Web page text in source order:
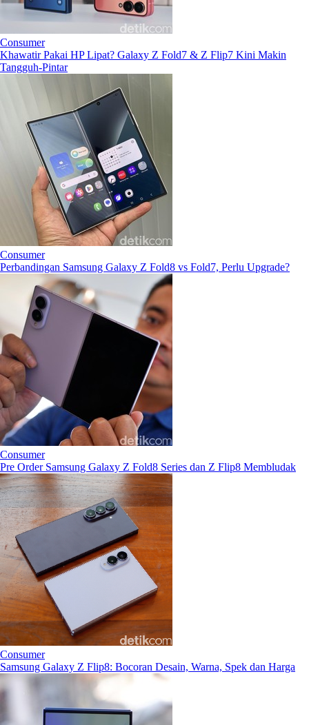
Consumer
Khawatir Pakai HP Lipat? Galaxy Z Fold7 & Z Flip7 Kini Makin
Tangguh-Pintar
Consumer
Perbandingan Samsung Galaxy Z Fold8 vs Fold7, Perlu Upgrade?
Consumer
Pre Order Samsung Galaxy Z Fold8 Series dan Z Flip8 Membludak
Consumer
Samsung Galaxy Z Flip8: Bocoran Desain, Warna, Spek dan Harga